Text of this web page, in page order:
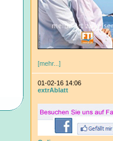
[mehr...]
01-02-16 14:06
extrAblatt